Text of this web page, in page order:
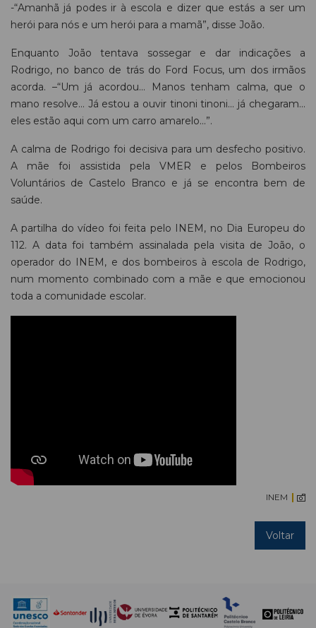
-“Amanhã já podes ir à escola e dizer que estás a ser um
herói para nós e um herói para a mamã”, disse João.
Enquanto João tentava sossegar e dar indicações a
Rodrigo, no banco de trás do Ford Focus, um dos irmãos
acorda. –“Um já acordou... Manos tenham calma, que o
mano resolve... Já estou a ouvir tinoni tinoni... já chegaram...
eles estão aqui com um carro amarelo...”.
A calma de Rodrigo foi decisiva para um desfecho positivo.
A mãe foi assistida pela VMER e pelos Bombeiros
Voluntários de Castelo Branco e já se encontra bem de
saúde.
A partilha do vídeo foi feita pelo INEM, no Dia Europeu do
112. A data foi também assinalada pela visita de João, o
operador do INEM, e dos bombeiros à escola de Rodrigo,
num momento combinado com a mãe e que emocionou
toda a comunidade escolar.
INEM
Voltar